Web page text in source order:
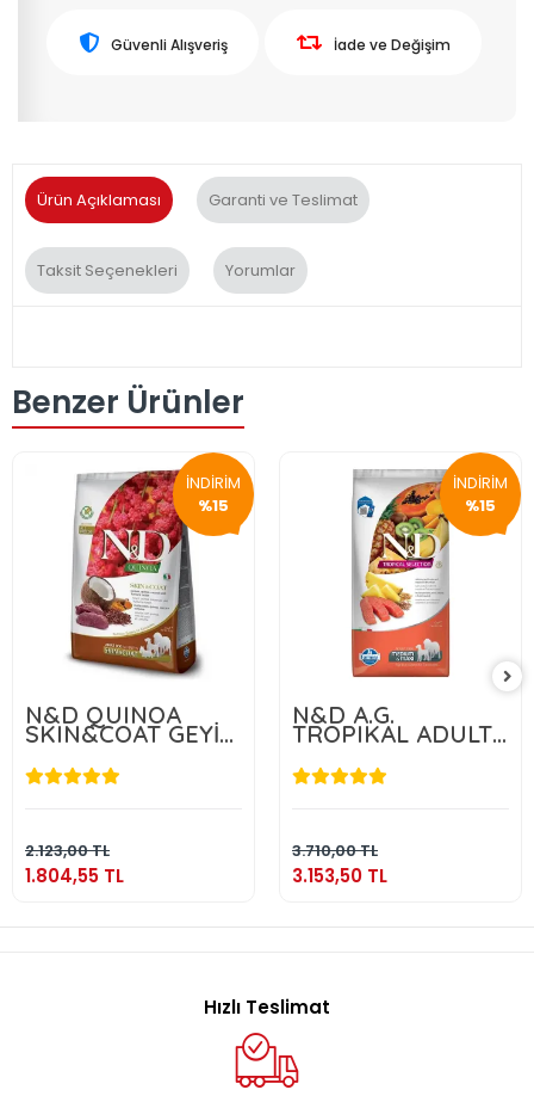
Güvenli Alışveriş İade ve Değişim
Ürün Açıklaması Garanti ve Teslimat
Taksit Seçenekleri Yorumlar
Benzer Ürünler
İNDİRİM
%15
N&D QUINOA
SKIN&COAT GEYİK
2.5 KG
2.123,00 TL
1.804,55 TL
1.804,55 TL
İNDİRİM
%15
N&D A.G.
TROPIKAL ADULT
MEDIUM & MAXI
SALMON 10 KG
3.710,00 TL
3.153,50 TL
3.153,50 TL
Hızlı Teslimat